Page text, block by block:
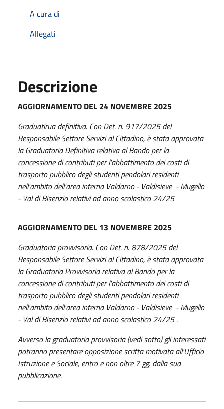
A cura di
Allegati
Descrizione
AGGIORNAMENTO DEL 24 NOVEMBRE 2025
Graduatirua definitiva. Con Det. n. 917/2025 del
Responsabile Settore Servizi al Cittadino, è stata approvata
la Graduatoria Definitiva relativa al Bando per la
concessione di contributi per l'abbattimento dei costi di
trasporto pubblico degli studenti pendolari residenti
nell'ambito dell'area interna Valdarno - Valdisieve - Mugello
- Val di Bisenzio relativi ad anno scolastico 24/25
AGGIORNAMENTO DEL 13 NOVEMBRE 2025
Graduatoria provvisoria. Con Det. n. 878/2025 del
Responsabile Settore Servizi al Cittadino, è stata approvata
la Graduatoria Provvisoria relativa al Bando per la
concessione di contributi per l'abbattimento dei costi di
trasporto pubblico degli studenti pendolari residenti
nell'ambito dell'area interna Valdarno - Valdisieve - Mugello
- Val di Bisenzio relativi ad anno scolastico 24/25 .
Avverso la graduatoria provvisoria (vedi sotto) gli interessati
potranno presentare opposizione scritta motivata all'Ufficio
Istruzione e Sociale, entro e non oltre 7 gg. dalla sua
pubblicazione.